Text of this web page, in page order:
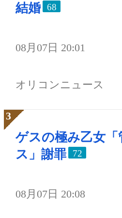
結婚
68
08月07日 20:01
オリコンニュース
ゲスの極み乙女「
ス」謝罪
72
08月07日 20:08